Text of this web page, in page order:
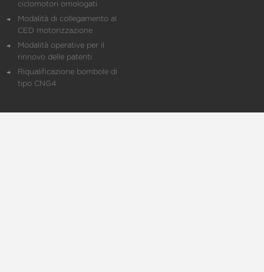
ciclomotori omologati
Modalità di collegamento al
CED motorizzazione
Modalità operative per il
rinnovo delle patenti
Riqualificazione bombole di
tipo CNG4